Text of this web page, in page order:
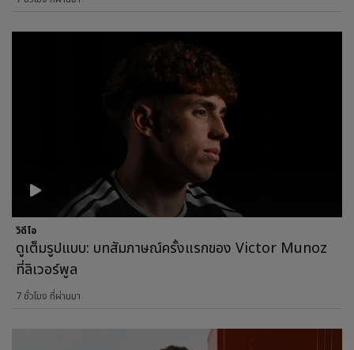
วิดีโอ
ดูเต็มรูปแบบ: บทสัมภาษณ์ครั้งแรกของ Victor Munoz
ที่ลิเวอร์พูล
7 ชั่วโมง ที่ผ่านมา